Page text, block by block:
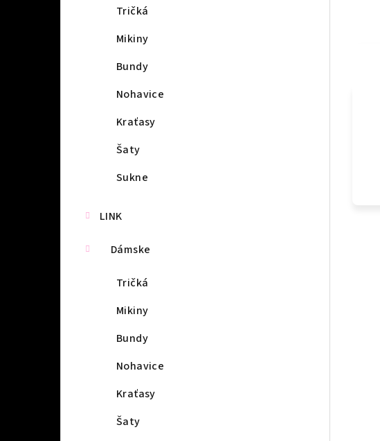
Tričká
Mikiny
Bundy
Nohavice
Kraťasy
Šaty
Sukne
LINK
Dámske
Tričká
Mikiny
Bundy
Nohavice
Kraťasy
Šaty